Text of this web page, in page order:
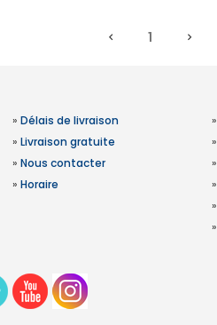
1
» Délais de livraison
» Livraison gratuite
» Nous contacter
» Horaire
»
»
»
»
»
»